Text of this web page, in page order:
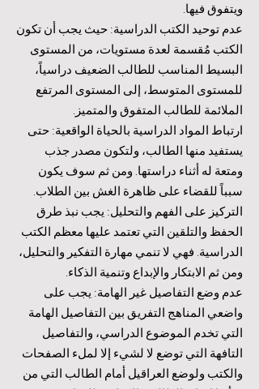
ويتفوق فيها.
عدم توحيد الكتب الدراسية: حيث يجب أن تكون
الكتب مُقسمة لعدة مستويات، من المستوى
البسيط المناسب للطالب الضعيف دراسياً،
للمستوى المتوسط، إلى المستوى المرتفع
الملائمة للطالب المتفوق والمتميز.
ارتباط المواد الدراسية بالحياة الواقعية: حتى
يستفيد منها الطالب، ولتكون مصدر جذب
ومتعة له أثناء دراستها. ومن ثم سوف يكون
سبباً للقضاء على ظاهرة الغش بين الطلاب.
التركيز على الفهم والتحليل: يجب نبذ طرق
الحفظ والتلقين التي تعتمد عليها معظم الكتب
الدراسية. فهي لا تنمي مهارة التفكير والتحليل،
ومن ثم الابتكار والإبداع وتنمية الذكاء.
عدم وضع التفاصيل غير الهامة: يجب على
واضعي المناهج التفريق بين التفاصيل الهامة
التي تخدم الموضوع الدراسي، والتفاصيل
التافهة التي توضع لا لشيء إلا لملء الصفحات
والكتب ولوضع العراقيل أمام الطالب التي من